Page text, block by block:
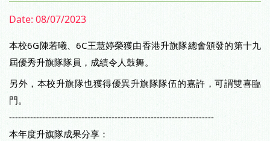
Date: 08/07/2023
本校6G陳若曦、6C王慧婷榮獲由香港升旗隊總會頒發的第十九
屆優秀升旗隊隊員，成績令人鼓舞。
另外，本校升旗隊也獲得優異升旗隊隊伍的嘉許，可謂雙喜臨
門。
--------------------------------------------------------------------
本年度升旗隊成果分享：